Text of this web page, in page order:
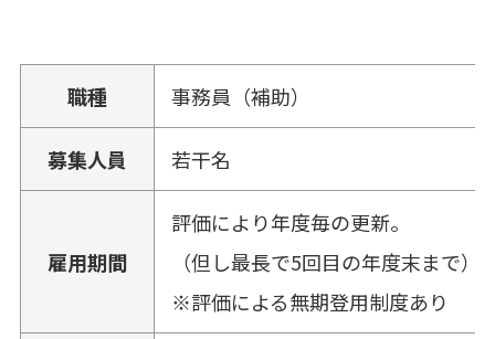
職種 事務員（補助）
募集人員 若干名
雇用期間
評価により年度毎の更新。
（但し最長で5回目の年度末まで）
※評価による無期登用制度あり